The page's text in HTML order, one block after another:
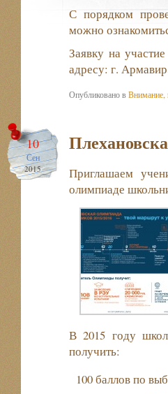
С порядком
можно
Заявку на
адресу: г.
Опубликовано вВнимание,
10
Сен
2015
Приглашаем
олимпиаде
В 2015 году
получить:
100 баллов по